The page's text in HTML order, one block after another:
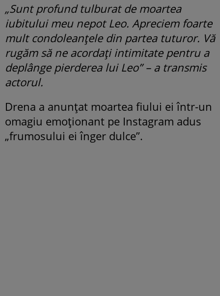
„Sunt profund tulburat de moartea
iubitului meu nepot Leo. Apreciem foarte
mult condoleanțele din partea tuturor. Vă
rugăm să ne acordați intimitate pentru a
deplânge pierderea lui Leo” – a transmis
actorul.
Drena a anunțat moartea fiului ei într-un
omagiu emoționant pe Instagram adus
„frumosului ei înger dulce”.